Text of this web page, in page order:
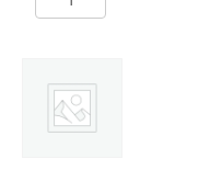
385/65-
38/20pr